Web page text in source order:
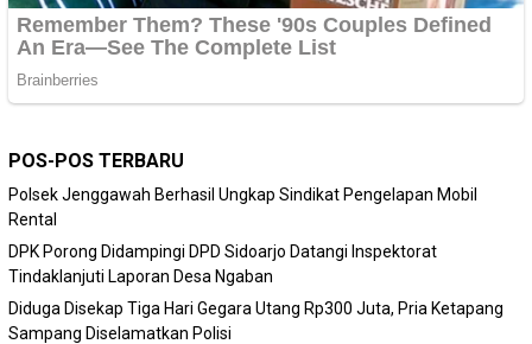
POS-POS TERBARU
Polsek Jenggawah Berhasil Ungkap Sindikat Pengelapan Mobil
Rental
DPK Porong Didampingi DPD Sidoarjo Datangi Inspektorat
Tindaklanjuti Laporan Desa Ngaban
Diduga Disekap Tiga Hari Gegara Utang Rp300 Juta, Pria Ketapang
Sampang Diselamatkan Polisi